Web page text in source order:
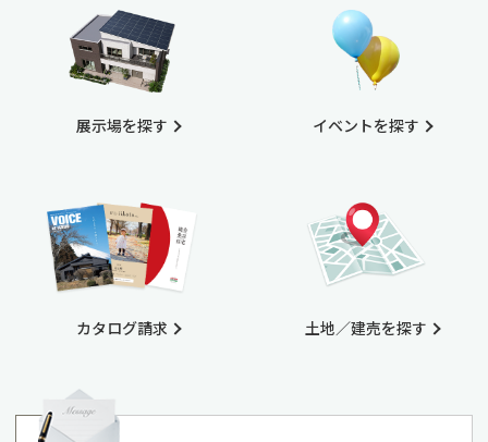
展示場を探す
カタログ請求
イベントを探す
土地／建売を探す